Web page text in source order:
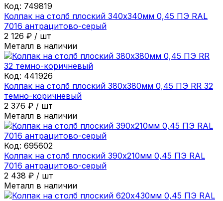
Код: 749819
Колпак на столб плоский 340х340мм 0,45 ПЭ RAL
7016 антрацитово-серый
2 126 ₽ / шт
Металл в наличии
Код: 441926
Колпак на столб плоский 380х380мм 0,45 ПЭ RR 32
темно-коричневый
2 376 ₽ / шт
Металл в наличии
Код: 695602
Колпак на столб плоский 390х210мм 0,45 ПЭ RAL
7016 антрацитово-серый
2 438 ₽ / шт
Металл в наличии